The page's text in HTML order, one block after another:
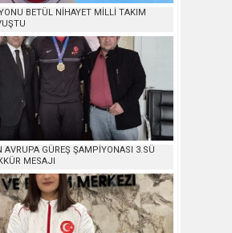
BETÜL NİHAYET MİLLİ TAKIM
AVRUPA GÜREŞ ŞAMPİYONASI 3.SÜ
MESAJI